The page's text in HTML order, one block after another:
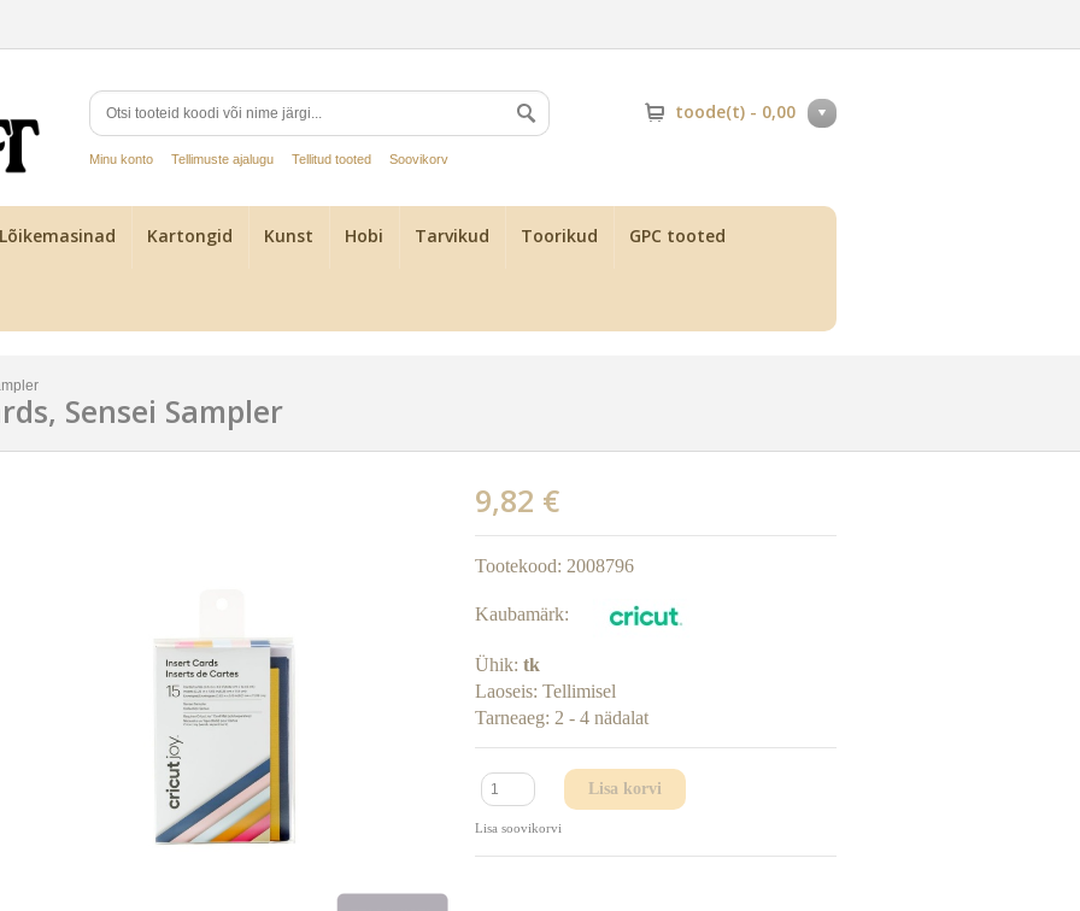
toode(t) - 0,00
Minu konto Tellimuste ajalugu Tellitud tooted Soovikorv
Lõikemasinad Kartongid Kunst Hobi Tarvikud Toorikud GPC tooted
Sensei Sampler
9,82 €
Tootekood: 2008796
Kaubamärk:
Ühik: tk
Laoseis: Tellimisel
Tarneaeg: 2 - 4 nädalat
Lisa korvi
Lisa soovikorvi